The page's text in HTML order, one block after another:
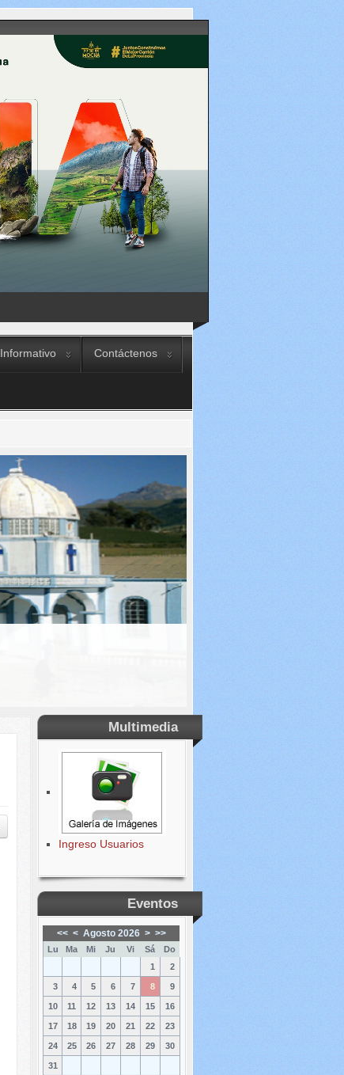
Informativo Contáctenos
Multimedia
Ingreso Usuarios
Eventos
<< < Agosto 2026 > >>
Lu Ma Mi Ju Vi Sá
Do
1
2
3 4 5 6 7 8 9
10 11 12 13 14 15 16
17 18 19 20 21 22 23
24 25 26 27 28 29 30
31